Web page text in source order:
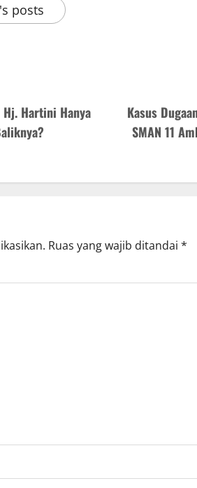
posts
Hj. Hartini Hanya
Kasus
SMAN 11
Ruas yang wajib ditandai *